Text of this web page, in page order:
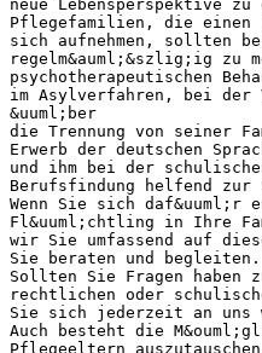
neue Lebensperspektive
Pflegefamilien, die einen
sich aufnehmen, sollten
regelm&auml;&szlig;ig zu
psychotherapeutischen
im Asylverfahren, bei der
&uuml;ber
die Trennung von seiner
Erwerb der deutschen
und ihm bei der
Berufsfindung helfend zur
Wenn Sie sich daf&uuml;r
Fl&uuml;chtling in Ihre
wir Sie umfassend auf
Sie beraten und begleiten.
Sollten Sie Fragen haben
rechtlichen oder
Sie sich jederzeit an uns
Auch besteht die
Pflegeeltern